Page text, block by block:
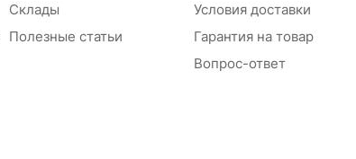
Склады
Полезные статьи
Условия доставки
Гарантия на товар
Вопрос-ответ